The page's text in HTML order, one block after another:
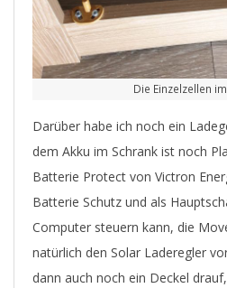
Die Einzelzellen
Darüber habe ich noch ein
dem Akku im Schrank ist noch
Batterie Protect von Victron
Batterie Schutz und als
Computer steuern kann, die
natürlich den Solar Laderegler
dann auch noch ein Deckel